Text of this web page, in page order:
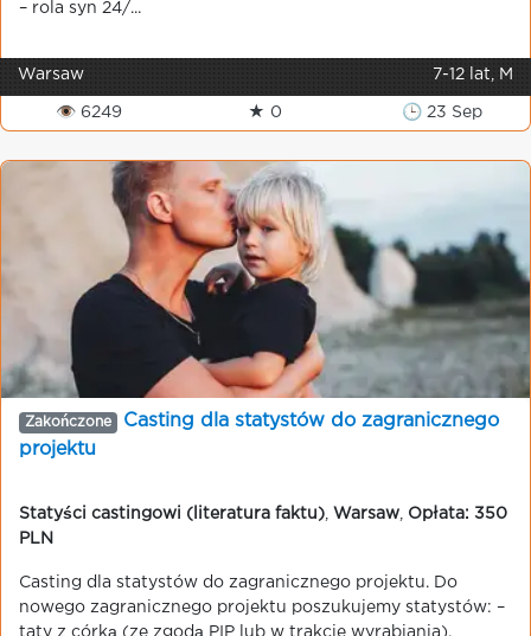
– rola syn 24/...
Warsaw 7-12 lat, M
👁 6249 ★ 0 🕒 23 Sep
Zakończone
Casting dla statystów do zagranicznego
projektu
Statyści castingowi (literatura faktu) Warsaw
Opłata: 350
PLN
Casting dla statystów do zagranicznego projektu. Do
nowego zagranicznego projektu poszukujemy statystów: –
taty z córką (ze zgodą PIP lub w trakcie wyrabiania).